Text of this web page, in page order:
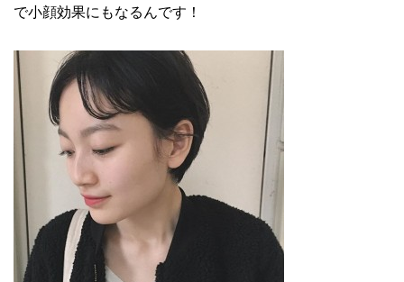
で小顔効果にもなるんです！